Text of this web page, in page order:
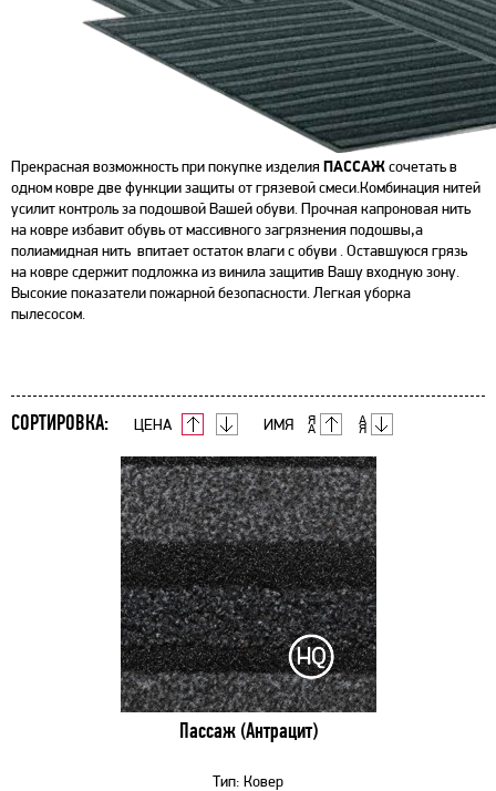
Прекрасная возможность при покупке изделия ПАССАЖсочетать в
одном ковре две функции защиты от грязевой смеси.Комбинация нитей
усилит контроль за подошвой Вашей обуви. Прочная капроновая нить
на ковре избавит обувь от массивного загрязнения подошвы,а
полиамидная нить впитает остаток влаги с обуви . Оставшуюся грязь
на ковре сдержит подложка из винила защитив Вашу входную зону.
Высокие показатели пожарной безопасности. Легкая уборка
пылесосом.
СОРТИРОВКА: ЦЕНА ИМЯ
Пассаж (Антрацит)
Тип: Ковер